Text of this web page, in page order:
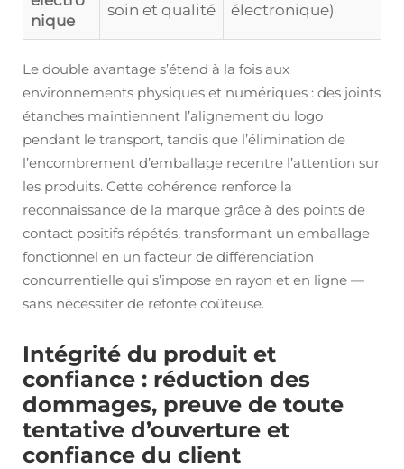
nique
soin et qualité
électronique)
Le double avantage s’étend à la fois aux
environnements physiques et numériques : des joints
étanches maintiennent l’alignement du logo
pendant le transport, tandis que l’élimination de
l’encombrement d’emballage recentre l’attention sur
les produits. Cette cohérence renforce la
reconnaissance de la marque grâce à des points de
contact positifs répétés, transformant un emballage
fonctionnel en un facteur de différenciation
concurrentielle qui s’impose en rayon et en ligne —
sans nécessiter de refonte coûteuse.
Intégrité du produit et
confiance : réduction des
dommages, preuve de toute
tentative d’ouverture et
confiance du client